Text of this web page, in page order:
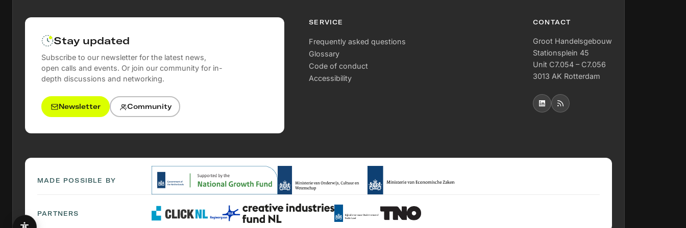
onderwijsprogramma's. Een duurzaamheidsplan waarborgt de langetermijnimpact en
Stay updated
Subscribe to our newsletter for the latest news,
open calls and events. Or join our community for in-
depth discussions and networking.
Newsletter Community
SERVICE
Frequently asked questions
Glossary
Code of conduct
Accessibility
CONTACT
Groot Handelsgebouw
Stationsplein 45
Unit C7.054 – C7.056
3013 AK Rotterdam
MADE POSSIBLE BY
PARTNERS